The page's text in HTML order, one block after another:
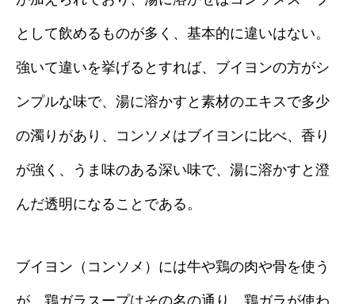
として飲めるものが多く、基本的に違いはない。
強いて違いを挙げるとすれば、ブイヨンの方がシ
ンプルな味で、湯に溶かすと素材のエキスで多少
の濁りがあり、コンソメはブイヨンに比べ、香り
が強く、うま味のある深い味で、湯に溶かすと澄
んだ透明になることである。
ブイヨン（コンソメ）には牛や鶏の肉や骨を使う
が、鶏ガラスープはその名の通り、鶏ガラが使わ